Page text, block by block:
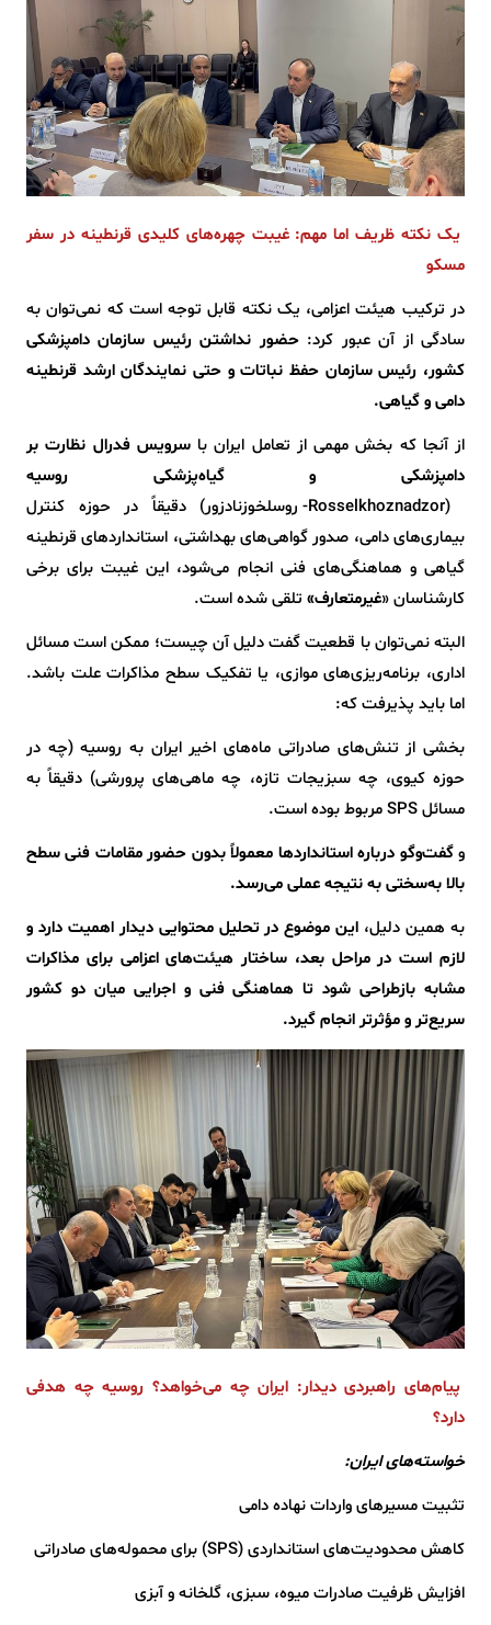
یک نکته ظریف اما مهم: غیبت چهره‌های کلیدی قرنطینه در سفر
مسکو
در ترکیب هیئت اعزامی، یک نکته قابل توجه است که نمی‌توان به
سادگی از آن عبور کرد:حضور نداشتن رئیس سازمان دامپزشکی
کشور، رئیس سازمان حفظ نباتات و حتی نمایندگان ارشد قرنطینه
دامی و گیاهی.
از آنجا که بخش مهمی از تعامل ایران باسرویس فدرال نظارت بر
دامپزشکی و گیاه‌پزشکی روسیه
(Rosselkhoznadzor- روسلخوزنادزور) دقیقاً در حوزه کنترل
بیماری‌های دامی، صدور گواهی‌های بهداشتی، استانداردهای قرنطینه
گیاهی و هماهنگی‌های فنی انجام می‌شود، این غیبت برای برخی
کارشناسان «غیرمتعارف» تلقی شده است.
البته نمی‌توان با قطعیت گفت دلیل آن چیست؛ ممکن است مسائل
اداری، برنامه‌ریزی‌های موازی، یا تفکیک سطح مذاکرات علت باشد.
اما باید پذیرفت که:
بخشی از تنش‌های صادراتی ماه‌های اخیر ایران به روسیه (چه در
حوزه کیوی، چه سبزیجات تازه، چه ماهی‌های پرورشی) دقیقاً به
مسائل SPS مربوط بوده است.
وگفت‌وگو درباره استانداردها معمولاً بدون حضور مقامات فنی سطح
بالا به‌سختی به نتیجه عملی می‌رسد.
به همین دلیل، این موضوع در تحلیل محتوایی دیدار اهمیت دارد و
لازم است در مراحل بعد، ساختار هیئت‌های اعزامی برای مذاکرات
مشابه بازطراحی شود تا هماهنگی فنی و اجرایی میان دو کشور
سریع‌تر و مؤثرتر انجام گیرد.
پیام‌های راهبردی دیدار: ایران چه می‌خواهد؟ روسیه چه هدفی
دارد؟
خواسته‌های ایران:
تثبیت مسیرهای واردات نهاده دامی
کاهش محدودیت‌های استانداردی (SPS) برای محموله‌های صادراتی
افزایش ظرفیت صادرات میوه، سبزی، گلخانه و آبزی